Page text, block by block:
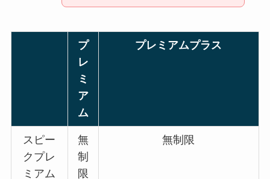
プ
レ
ミ
ア
ム
プレミアムプラス
スピー
クプレ
ミアム
無
制
限
無制限